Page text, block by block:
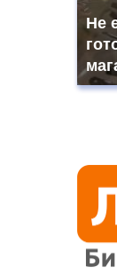
Не